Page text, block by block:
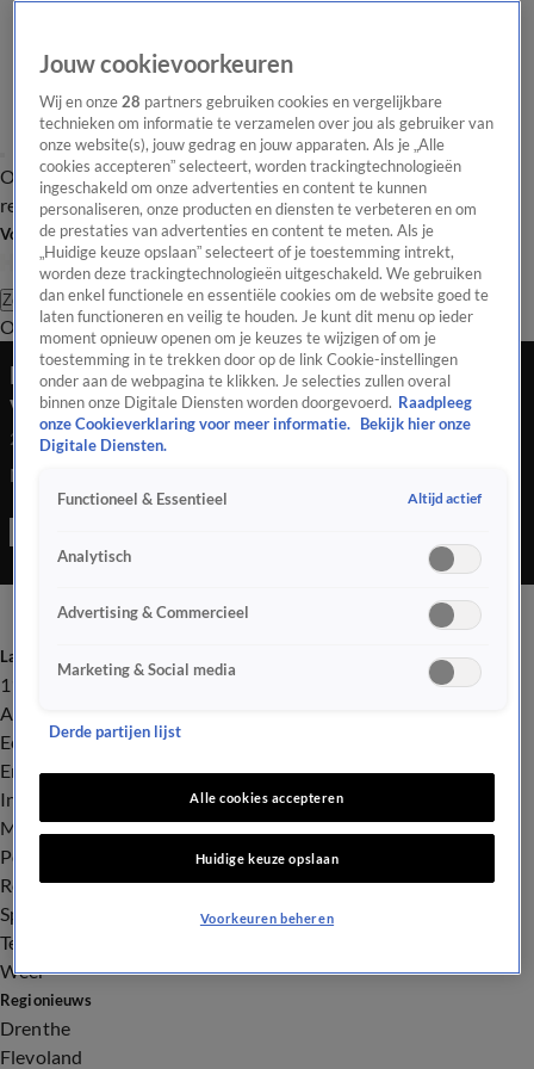
Overzicht Laatste nieuws Regionieuws Het beste van Hart
Tip de
redactie
Volg Hart van Nederland
Zoeken
OverzichtRegioUitzendingenWeerTip de redactiePanelVideo's
Monumentale woonboerderij Milheeze in
vlammen opgegaan
25 juli 2020, 06:35
Monumentale woonboerderij Milheeze in vlammen opgegaan
Laatste nieuws
112
Advies & Tips
Economie
Entertainment
Infrastructuur
Milieu en Gezondheid
Politiek
Royalty
Sport
Tech
Weer
Regionieuws
Drenthe
Flevoland
Jouw cookievoorkeuren
Wij en onze28 partners gebruiken cookies en vergelijkbare
technieken om informatie te verzamelen over jou als gebruiker van
onze website(s), jouw gedrag en jouw apparaten. Als je „Alle
cookies accepteren” selecteert, worden trackingtechnologieën
ingeschakeld om onze advertenties en content te kunnen
personaliseren, onze producten en diensten te verbeteren en om
de prestaties van advertenties en content te meten. Als je
„Huidige keuze opslaan” selecteert of je toestemming intrekt,
worden deze trackingtechnologieën uitgeschakeld. We gebruiken
dan enkel functionele en essentiële cookies om de website goed te
laten functioneren en veilig te houden. Je kunt dit menu op ieder
moment opnieuw openen om je keuzes te wijzigen of om je
toestemming in te trekken door op de link Cookie-instellingen
onder aan de webpagina te klikken. Je selecties zullen overal
binnen onze Digitale Diensten worden doorgevoerd. Raadpleeg
onze Cookieverklaring voor meer informatie.
Bekijk hier onze
Digitale Diensten.
Functioneel & Essentieel Altijd actief
Analytisch
Advertising & Commercieel
Marketing & Social media
Derde partijen lijst
Alle cookies accepteren
Huidige keuze opslaan
Voorkeuren beheren